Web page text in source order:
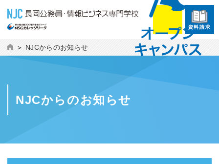
資料請求
NJCからのお知らせ
NJCからのお知らせ